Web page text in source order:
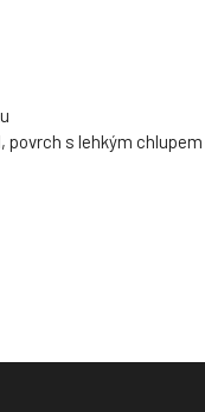
s lehkým chlupem